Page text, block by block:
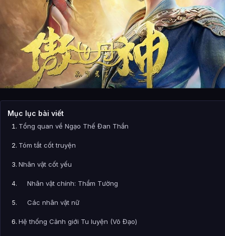
Mục lục bài viết
Tổng quan về Ngạo Thế Đan Thần
Tóm tắt cốt truyện
Nhân vật cốt yếu
Nhân vật chính: Thẩm Tường
Các nhân vật nữ
Hệ thống Cảnh giới Tu luyện (Võ Đạo)